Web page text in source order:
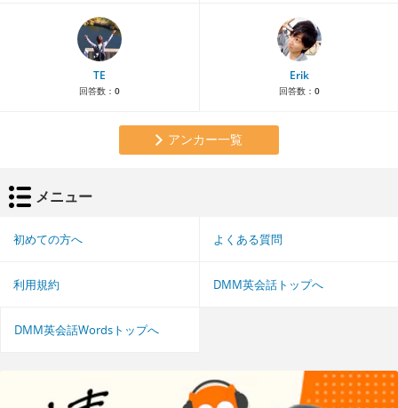
TE
回答数： 0
Erik
回答数： 0
アンカー一覧
メニュー
初めての方へ よくある質問
利用規約 DMM英会話トップへ
DMM英会話Wordsトップへ